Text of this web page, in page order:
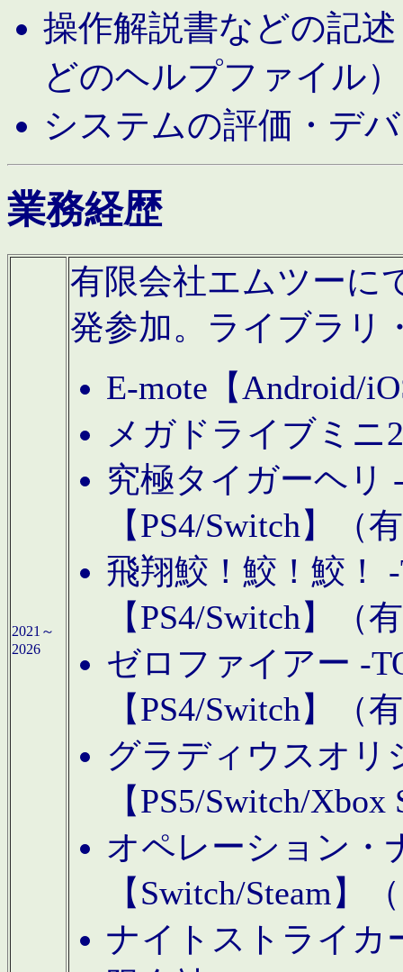
操作解説書などの記
どのヘルプファイル）
システムの評価・デ
業務経歴
2021～
2026
有限会社エムツーに
発参加。ライブラリ
E-mote【Android/
メガドライブミニ
究極タイガーヘリ
【PS4/Switch】（
飛翔鮫！鮫！鮫！
【PS4/Switch】（
ゼロファイアー -
【PS4/Switch】（
グラディウスオリ
【PS5/Switch/
オペレーション・
【Switch/Steam】
ナイトストライカ